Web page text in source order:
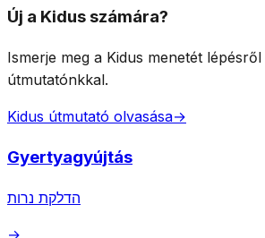
Új a Kidus számára?
Ismerje meg a Kidus menetét
útmutatónkkal.
Kidus útmutató olvasása→
Gyertyagyújtás
הדלקת נרות
→